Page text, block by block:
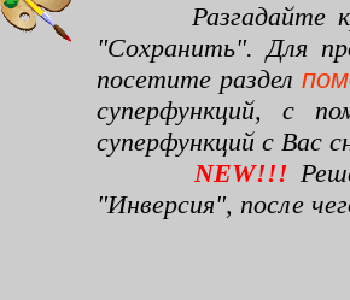
Разгадайте
"Сохранить". Для
посетите раздел
суперфункций, с
суперфункций с Вас
NEW!!!
"Инверсия", после